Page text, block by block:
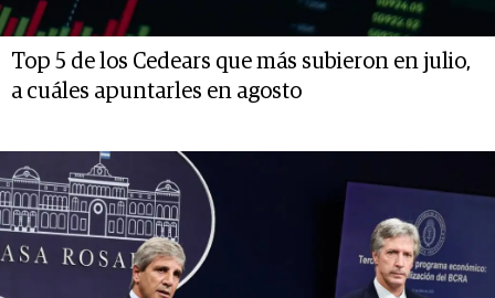
Top 5 de los Cedears que más subieron en julio,
a cuáles apuntarles en agosto